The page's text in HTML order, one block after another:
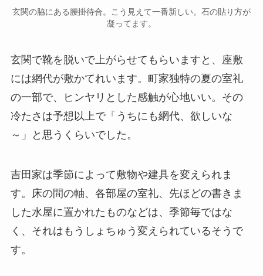
玄関の脇にある腰掛待合。こう見えて一番新しい。石の貼り方が
凝ってます。
玄関で靴を脱いで上がらせてもらいますと、座敷
には網代が敷かてれいます。町家独特の夏の室礼
の一部で、ヒンヤリとした感触が心地いい。その
冷たさは予想以上で「うちにも網代、欲しいな
～」と思うくらいでした。
吉田家は季節によって敷物や建具を変えられま
す。床の間の軸、各部屋の室礼、先ほどの書きま
した水屋に置かれたものなどは、季節毎ではな
く、それはもうしょちゅう変えられているそうで
す。